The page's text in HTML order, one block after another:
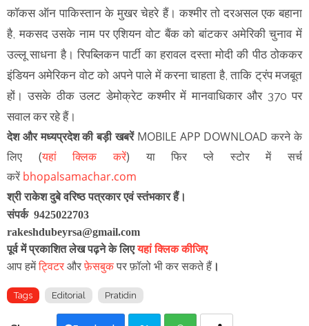
कॉकस ऑन पाकिस्तान के मुखर चेहरे हैं। कश्मीर तो दरअसल एक बहाना
है, मकसद उसके नाम पर एशियन वोट बैंक को बांटकर अमेरिकी चुनाव में
उल्लू साधना है। रिपब्लिकन पार्टी का हरावल दस्ता मोदी की पीठ ठोककर
इंडियन अमेरिकन वोट को अपने पाले में करना चाहता है, ताकि ट्रंप मजबूत
हों। उसके ठीक उलट डेमोक्रेट कश्मीर में मानवाधिकार और 370 पर
सवाल कर रहे हैं।
देश और मध्यप्रदेश की बड़ी खबरें MOBILE APP DOWNLOAD करने के
लिए (यहां क्लिक करें) या फिरप्ले स्टोर में सर्च
करें bhopalsamachar.com
श्री राकेश दुबे वरिष्ठ पत्रकार एवं स्तंभकार हैं।
संपर्क 9425022703
rakeshdubeyrsa@gmail.com
पूर्व में प्रकाशित लेख पढ़ने के लिएयहां क्लिक कीजिए
आप हमेंट्विटरऔरफ़ेसबुकपर फ़ॉलो भी कर सकते हैं ।
Tags Editorial Pratidin